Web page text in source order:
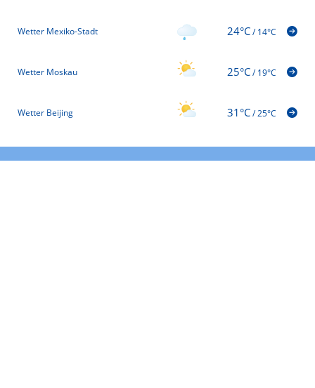
Wetter Mexiko-Stadt 24°C/14°C
Wetter Moskau 25°C/19°C
Wetter Beijing 31°C/25°C